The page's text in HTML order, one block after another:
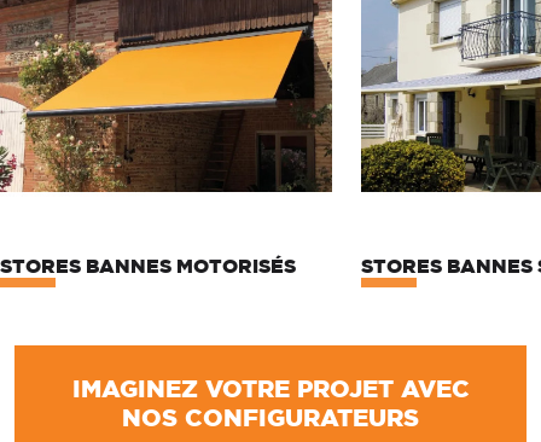
STORES BANNES MOTORISÉS STORES BANNES
IMAGINEZ VOTRE PROJET AVEC
NOS CONFIGURATEURS